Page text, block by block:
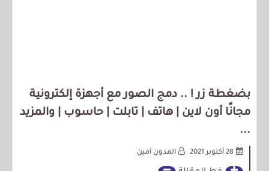
بضغطة زر ! .. دمج الصور مع أجهزة إلكترونية
مجانًا أون لاين | هاتف | تابلت | حاسوب | والمزيد
...
28 أكتوبر 2021 المدون أمين